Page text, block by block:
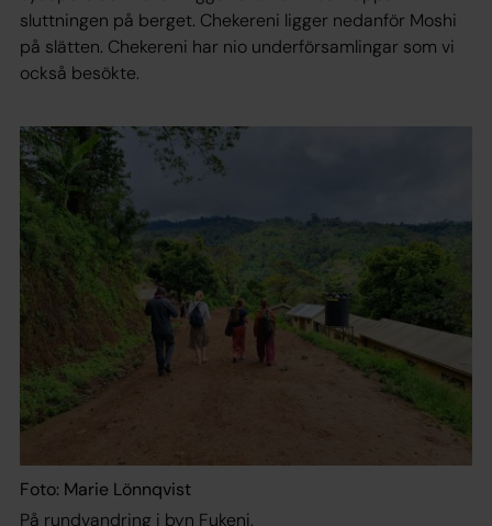
sluttningen på berget. Chekereni ligger nedanför Moshi
på slätten. Chekereni har nio underförsamlingar som vi
också besökte.
Foto: Marie Lönnqvist
På rundvandring i byn Fukeni.